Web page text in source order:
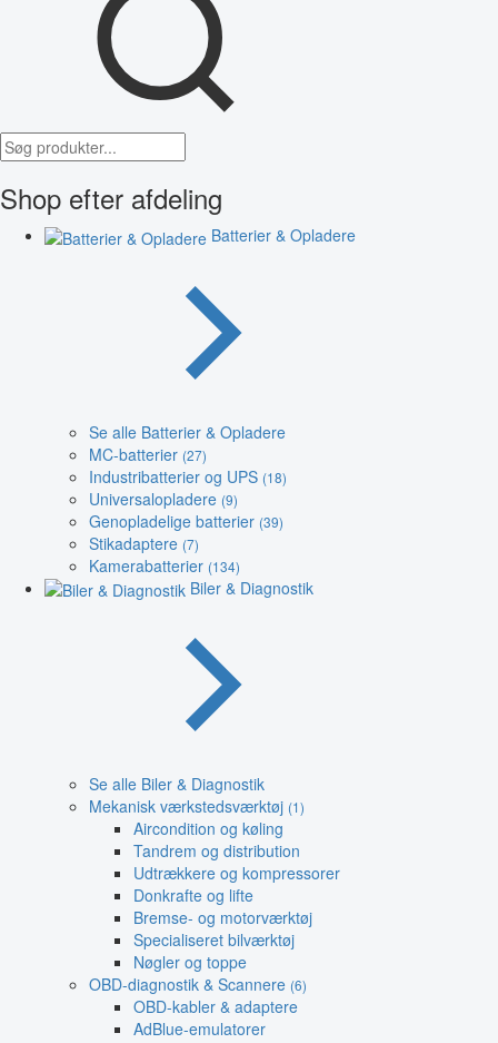
Shop efter afdeling
Batterier & Opladere
Se alle Batterier & Opladere
MC-batterier (27)
Industribatterier og UPS (18)
Universalopladere (9)
Genopladelige batterier (39)
Stikadaptere (7)
Kamerabatterier (134)
Biler & Diagnostik
Se alle Biler & Diagnostik
Mekanisk værkstedsværktøj (1)
Aircondition og køling
Tandrem og distribution
Udtrækkere og kompressorer
Donkrafte og lifte
Bremse- og motorværktøj
Specialiseret bilværktøj
Nøgler og toppe
OBD-diagnostik & Scannere (6)
OBD-kabler & adaptere
AdBlue-emulatorer